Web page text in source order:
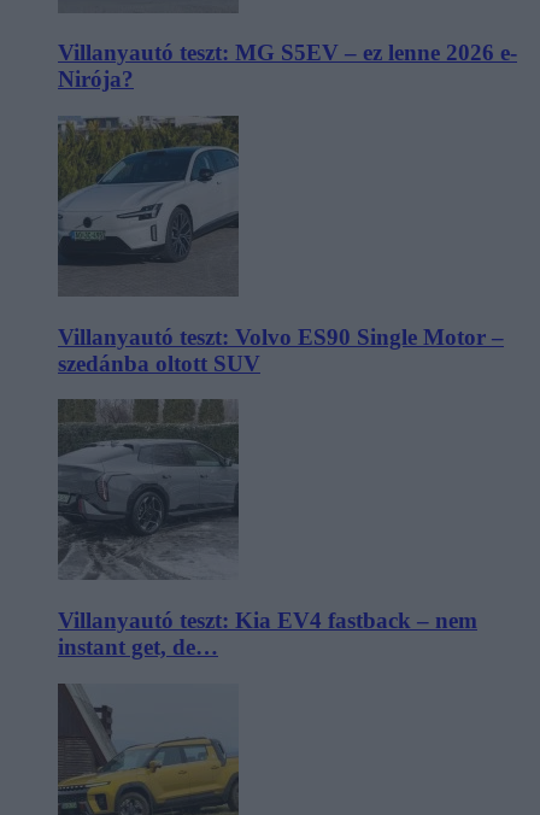
Villanyautó teszt: MG S5EV – ez lenne 2026 e-
Nirója?
Villanyautó teszt: Volvo ES90 Single Motor –
szedánba oltott SUV
Villanyautó teszt: Kia EV4 fastback – nem
instant get, de…